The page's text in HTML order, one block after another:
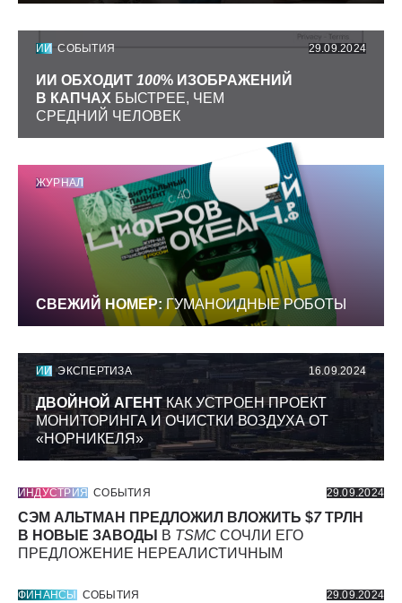
ИИ СОБЫТИЯ 29.09.2024
ИИ ОБХОДИТ 100% ИЗОБРАЖЕНИЙ
В КАПЧАХ БЫСТРЕЕ, ЧЕМ
СРЕДНИЙ ЧЕЛОВЕК
ЖУРНАЛ
СВЕЖИЙ НОМЕР: ГУМАНОИДНЫЕ РОБОТЫ
ИИ ЭКСПЕРТИЗА 16.09.2024
ДВОЙНОЙ АГЕНТКАК УСТРОЕН ПРОЕКТ
МОНИТОРИНГА И ОЧИСТКИ ВОЗДУХА ОТ
«НОРНИКЕЛЯ»
ИНДУСТРИЯ СОБЫТИЯ 29.09.2024
СЭМ АЛЬТМАН ПРЕДЛОЖИЛ ВЛОЖИТЬ $7ТРЛН
В НОВЫЕ ЗАВОДЫ
В TSMC СОЧЛИ ЕГО
ПРЕДЛОЖЕНИЕ НЕРЕАЛИСТИЧНЫМ
ФИНАНСЫ СОБЫТИЯ 29.09.2024